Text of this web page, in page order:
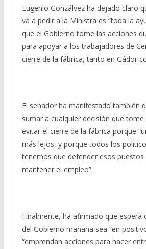
Eugenio Gonzálvez ha dejado claro
va a pedir a la Ministra es “toda la
que el Gobierno tome las acciones
para apoyar a los trabajadores de
cierre de la fábrica, tanto en Gádor
El senador ha manifestado también
sumar a cualquier decisión que
evitar el cierre de la fábrica porque
más lejos, y porque todos los
tenemos que defender esos
mantener el empleo”.
Finalmente, ha afirmado que espera
del Gobierno mañana sea “en
“emprendan acciones para hacer